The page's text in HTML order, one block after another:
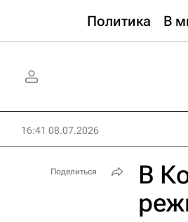
Политика В
16:41 08.07.2026
В
Поделиться